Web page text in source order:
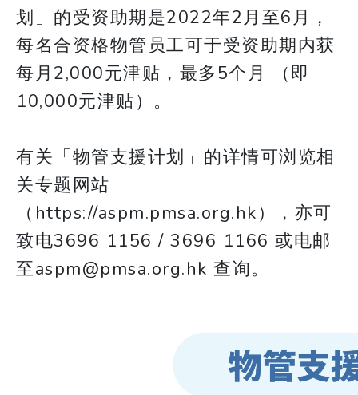
划」的受资助期是2022年2月至6月，
每名合资格物管员工可于受资助期内获
每月2,000元津贴，最多5个月 （即
10,000元津贴）。
有关「物管支援计划」的详情可浏览相
关专题网站
（https://aspm.pmsa.org.hk），亦可
致电3696 1156 / 3696 1166 或电邮
至aspm@pmsa.org.hk 查询。